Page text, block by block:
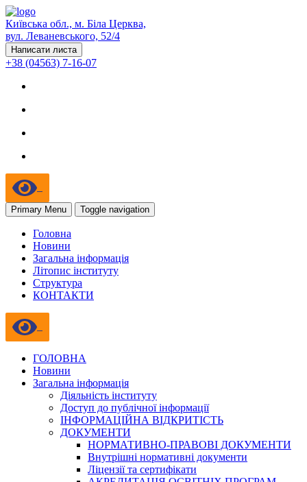
Київська обл., м. Біла Церква,
вул. Леваневського, 52/4
Написати листа
+38 (04563) 7-16-07
Primary Menu Toggle navigation
Головна
Новини
Загальна інформація
Літопис інституту
Структура
КОНТАКТИ
ГОЛОВНА
Новини
Загальна інформація
Діяльність інституту
Доступ до публічної інформації
ІНФОРМАЦІЙНА ВІДКРИТІСТЬ
ДОКУМЕНТИ
НОРМАТИВНО-ПРАВОВІ ДОКУМЕНТИ
Внутрішні нормативні документи
Ліцензії та сертифікати